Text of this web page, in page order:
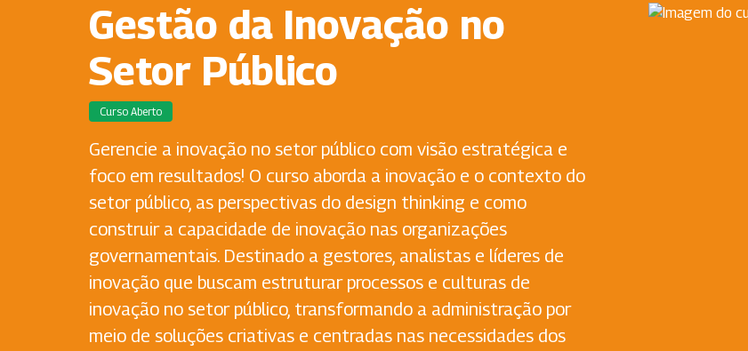
Gestão da Inovação no
Setor Público
Curso Aberto
Gerencie a inovação no setor público com visão estratégica e
foco em resultados! O curso aborda a inovação e o contexto do
setor público, as perspectivas do design thinking e como
construir a capacidade de inovação nas organizações
governamentais. Destinado a gestores, analistas e líderes de
inovação que buscam estruturar processos e culturas de
inovação no setor público, transformando a administração por
meio de soluções criativas e centradas nas necessidades dos